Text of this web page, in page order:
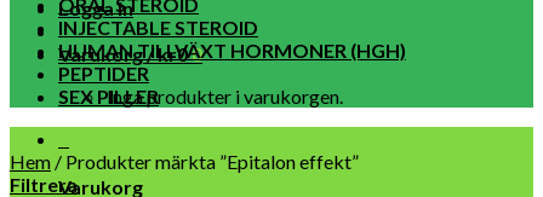
Logga in
Varukorg /kr00
Inga produkter i varukorgen.
Varukorg
INJECTABLE STEROID
HUMAN TILLVÄXT HORMONER (HGH)
PEPTIDER
SEX PILLER
Hem / Produkter märkta ”Epitalon effekt”
Filtrera